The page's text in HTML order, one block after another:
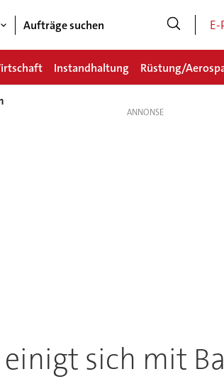
Aufträge suchen
Instandhaltung Rüstung/
sich mit